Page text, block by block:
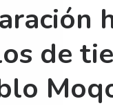
de